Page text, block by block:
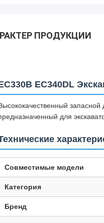
ПРОДУКЦИИ
EC340DL
запасной
для
Совместимые модели
Категория
Бренд